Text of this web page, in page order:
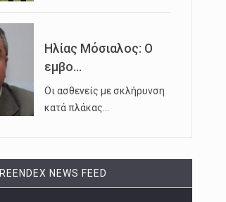
Ηλίας Μόσιαλος: Ο
εμβο...
Οι ασθενείς με σκλήρυνση
κατά πλάκας…
REENDEX NEWS FEED